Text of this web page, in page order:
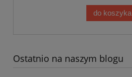
do koszyka
Ostatnio na naszym blogu